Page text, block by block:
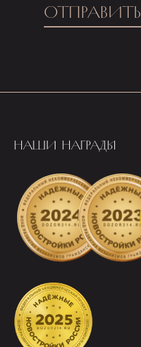
ОТПРАВИТЬ
НАШИ НАГРАДЫ